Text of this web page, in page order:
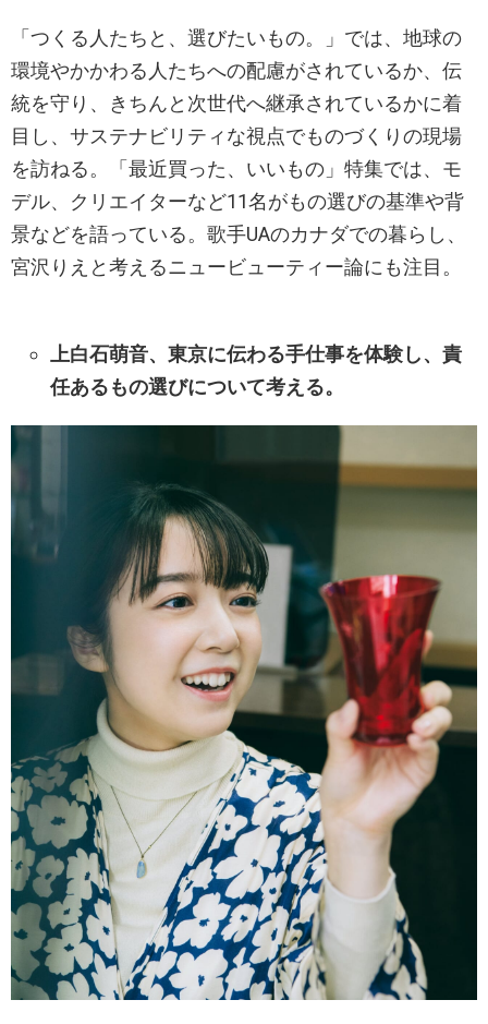
「つくる人たちと、選びたいもの。」では、地球の
環境やかかわる人たちへの配慮がされているか、伝
統を守り、きちんと次世代へ継承されているかに着
目し、サステナビリティな視点でものづくりの現場
を訪ねる。「最近買った、いいもの」特集では、モ
デル、クリエイターなど11名がもの選びの基準や背
景などを語っている。歌手UAのカナダでの暮らし、
宮沢りえと考えるニュービューティー論にも注目。
上白石萌音、東京に伝わる手仕事を体験し、責
任あるもの選びについて考える。